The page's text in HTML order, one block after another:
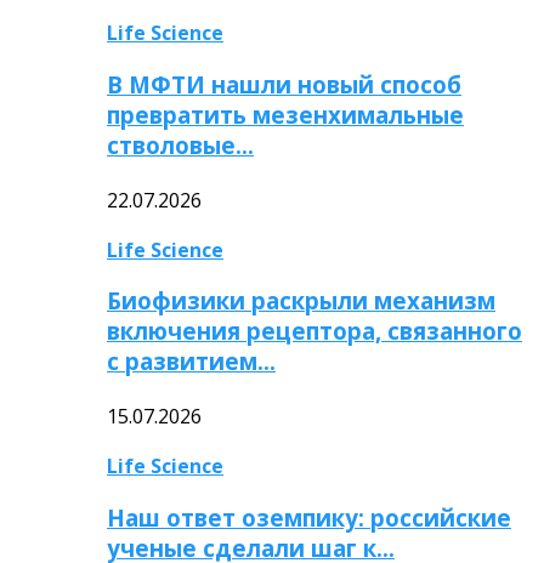
Life Science
В МФТИ нашли новый способ
превратить мезенхимальные
стволовые…
22.07.2026
Life Science
Биофизики раскрыли механизм
включения рецептора, связанного
с развитием…
15.07.2026
Life Science
Наш ответ оземпику: российские
ученые сделали шаг к…